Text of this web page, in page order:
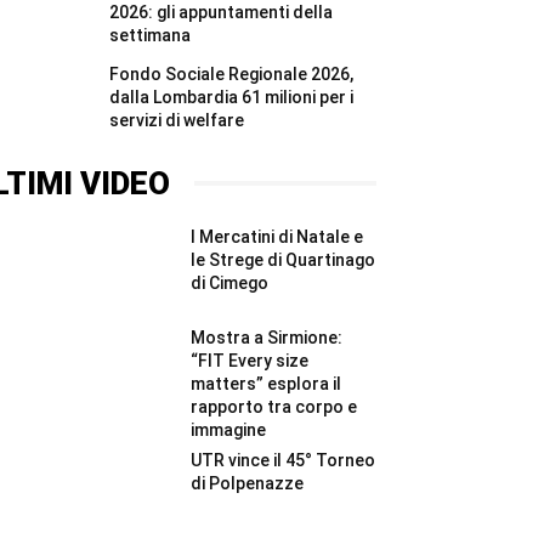
2026: gli appuntamenti della
settimana
Fondo Sociale Regionale 2026,
dalla Lombardia 61 milioni per i
servizi di welfare
VIDEO
I Mercatini di Natale e
le Strege di Quartinago
di Cimego
Mostra a Sirmione:
“FIT Every size
matters” esplora il
rapporto tra corpo e
immagine
UTR vince il 45° Torneo
di Polpenazze